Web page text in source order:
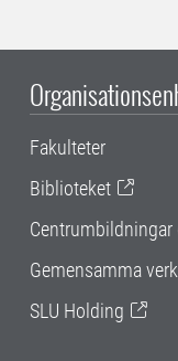
Fakulteter
Biblioteket
Gemensamma
SLU Holding